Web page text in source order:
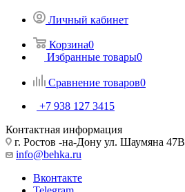
Личный кабинет
Корзина0
Избранные товары0
Сравнение товаров0
+7 938 127 3415
Контактная информация
г. Ростов -на-Дону ул. Шаумяна 47В
info@behka.ru
Вконтакте